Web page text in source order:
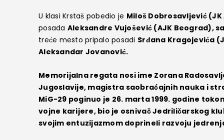
U klasi Krstaš pobedio je Miloš Dobrosavljević (JK
posada Aleksandre Vujošević (AJK Beograd),
treće mesto pripalo posadi Srđana Kragojevića
Aleksandar Jovanović.
Memorijalna regata nosi ime Zorana
Jugoslavije, magistra saobraćajnih nauka i
MiG-29 poginuo je 26. marta 1999. godine
vojne karijere, bio je osnivač Jedriličarskog
svojim entuzijazmom doprineli razvoju